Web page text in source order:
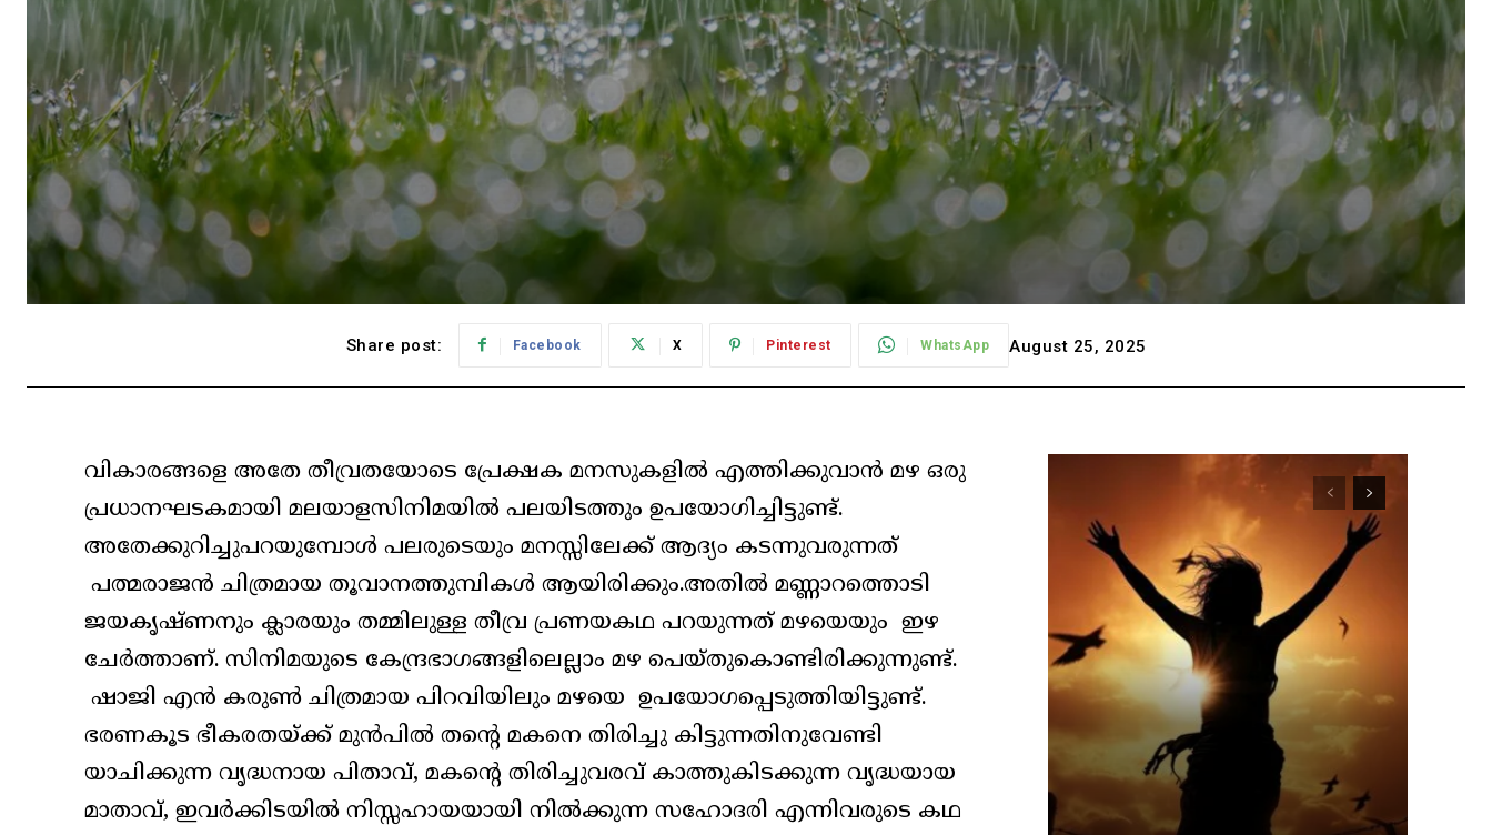
Share post: Facebook X Pinterest WhatsApp August 25, 2025
വികാരങ്ങളെ അതേ തീവ്രതയോടെ പ്രേക്ഷക മനസുകളിൽ എത്തിക്കുവാൻ മഴ ഒരു
പ്രധാനഘടകമായി മലയാളസിനിമയിൽ പലയിടത്തും ഉപയോഗിച്ചിട്ടുണ്ട്.
അതേക്കുറിച്ചുപറയുമ്പോൾ പലരുടെയും മനസ്സിലേക്ക് ആദ്യം കടന്നുവരുന്നത്
പത്മരാജൻ ചിത്രമായ തൂവാനത്തുമ്പികൾ ആയിരിക്കും.അതിൽ മണ്ണാറത്തൊടി
ജയകൃഷ്ണനും ക്ലാരയും തമ്മിലുള്ള തീവ്ര പ്രണയകഥ പറയുന്നത് മഴയെയും ഇഴ
ചേർത്താണ്. സിനിമയുടെ കേന്ദ്രഭാഗങ്ങളിലെല്ലാം മഴ പെയ്തുകൊണ്ടിരിക്കുന്നുണ്ട്.
ഷാജി എൻ കരുൺ ചിത്രമായ പിറവിയിലും മഴയെ ഉപയോഗപ്പെടുത്തിയിട്ടുണ്ട്.
ഭരണകൂട ഭീകരതയ്ക്ക് മുൻപിൽ തന്റെ മകനെ തിരിച്ചു കിട്ടുന്നതിനുവേണ്ടി
യാചിക്കുന്ന വൃദ്ധനായ പിതാവ്, മകന്റെ തിരിച്ചുവരവ് കാത്തുകിടക്കുന്ന വൃദ്ധയായ
മാതാവ്, ഇവർക്കിടയിൽ നിസ്സഹായയായി നിൽക്കുന്ന സഹോദരി എന്നിവരുടെ കഥ